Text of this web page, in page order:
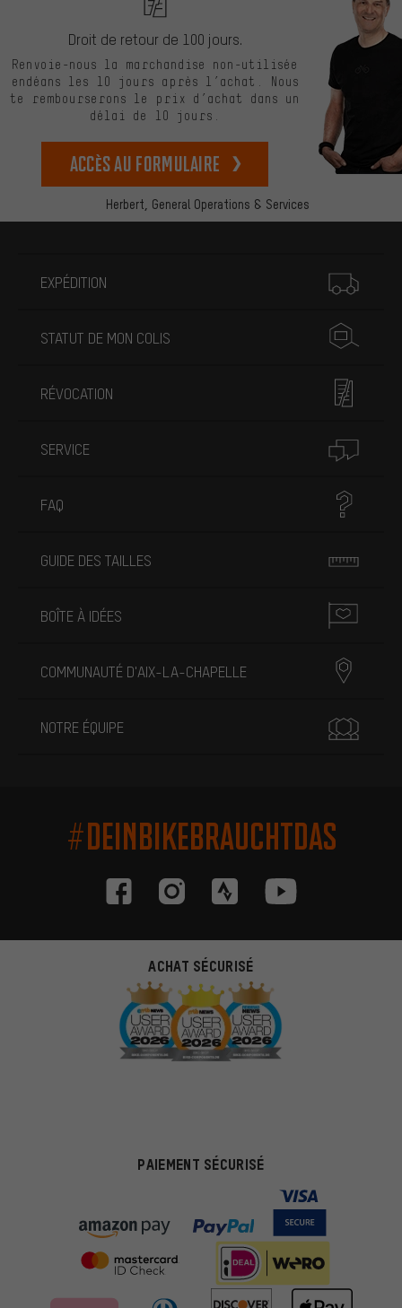
Herbert, General Operations & Services
Droit de retour de 100 jours.
Renvoie-nous la marchandise non-utilisée
endéans les 10 jours après l’achat. Nous
te rembourserons le prix d’achat dans un
délai de 10 jours.
Accès au formulaire
EXPÉDITION
STATUT DE MON COLIS
RÉVOCATION
SERVICE
FAQ
GUIDE DES TAILLES
BOÎTE À IDÉES
COMMUNAUTÉ D'AIX-LA-CHAPELLE
NOTRE ÉQUIPE
#DEINBIKEBRAUCHTDAS
ACHAT SÉCURISÉ
PAIEMENT SÉCURISÉ